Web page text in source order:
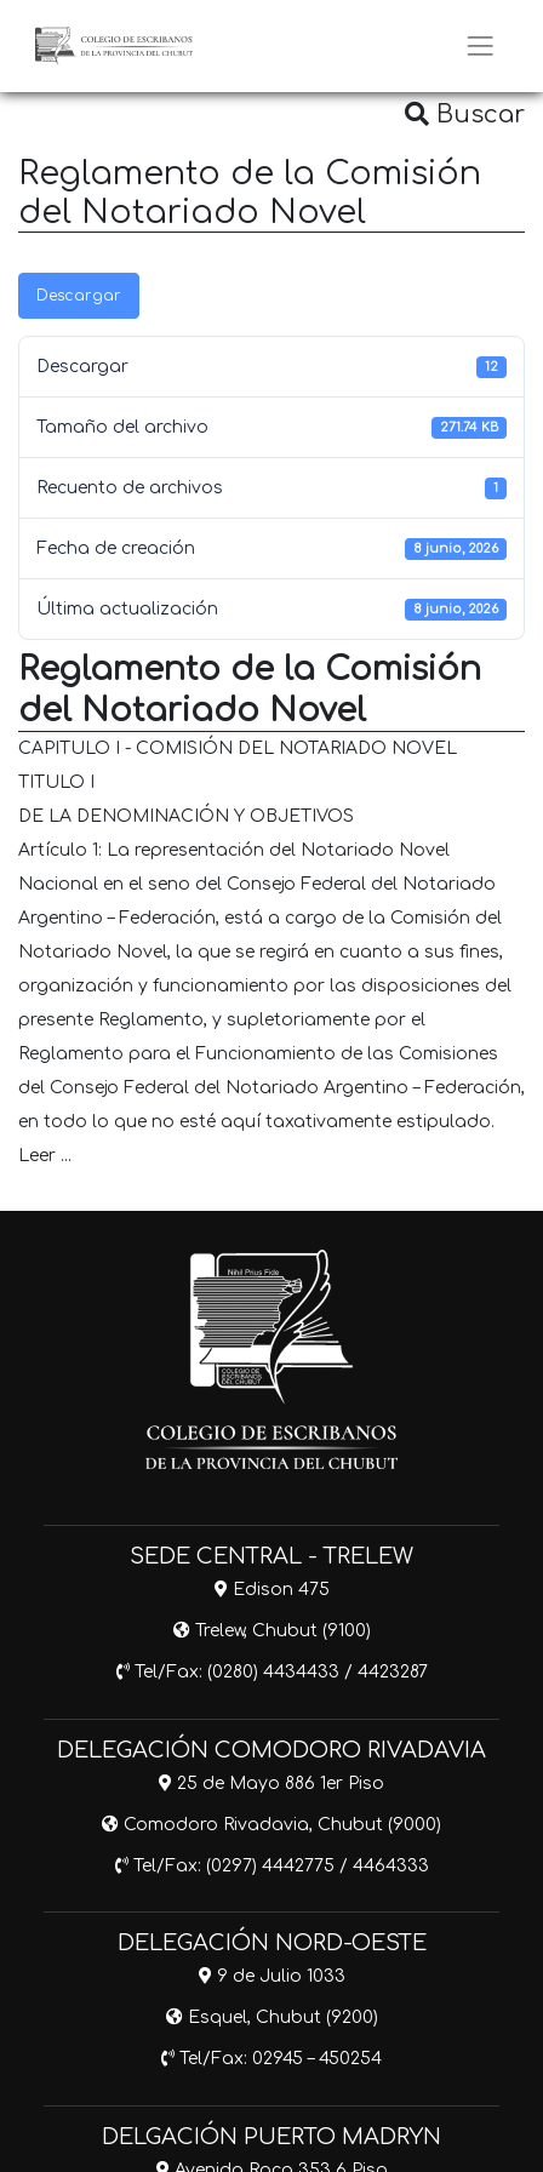
Buscar
Reglamento de la Comisión
del Notariado Novel
Descargar
Descargar 12
Tamaño del archivo 271.74 KB
Recuento de archivos 1
Fecha de creación 8 junio, 2026
Última actualización 8 junio, 2026
Reglamento de la Comisión
del Notariado Novel
CAPITULO I - COMISIÓN DEL NOTARIADO NOVEL
TITULO I
DE LA DENOMINACIÓN Y OBJETIVOS
Artículo 1: La representación del Notariado Novel
Nacional en el seno del Consejo Federal del Notariado
Argentino – Federación, está a cargo de la Comisión del
Notariado Novel, la que se regirá en cuanto a sus fines,
organización y funcionamiento por las disposiciones del
presente Reglamento, y supletoriamente por el
Reglamento para el Funcionamiento de las Comisiones
del Consejo Federal del Notariado Argentino – Federación,
en todo lo que no esté aquí taxativamente estipulado.
Leer ...
SEDE CENTRAL - TRELEW
Edison 475
Trelew, Chubut (9100)
Tel/Fax: (0280) 4434433 / 4423287
DELEGACIÓN COMODORO RIVADAVIA
25 de Mayo 886 1er Piso
Comodoro Rivadavia, Chubut (9000)
Tel/Fax: (0297) 4442775 / 4464333
DELEGACIÓN NORD-OESTE
9 de Julio 1033
Esquel, Chubut (9200)
Tel/Fax: 02945 – 450254
DELGACIÓN PUERTO MADRYN